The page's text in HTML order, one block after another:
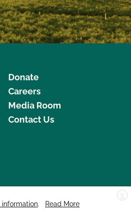
Donate
Careers
Media Room
Contact Us
CA 95060 © 2026 CCOF.org
X
information.
Read More